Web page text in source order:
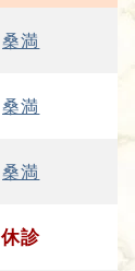
桑満
桑満
桑満
休診